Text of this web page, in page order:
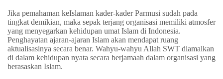
Jika pemahaman keIslaman kader-kader Parmusi sudah pada
tingkat demikian, maka sepak terjang organisasi memiliki atmosfer
yang menyegarkan kehidupan umat Islam di Indonesia.
Penghayatan ajaran-ajaran Islam akan mendapat ruang
aktualisasinya secara benar. Wahyu-wahyu Allah SWT diamalkan
di dalam kehidupan nyata secara berjamaah dalam organisasi yang
berasaskan Islam.